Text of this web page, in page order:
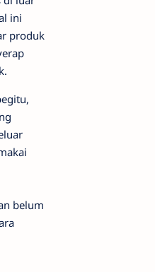
ini
produk
belum